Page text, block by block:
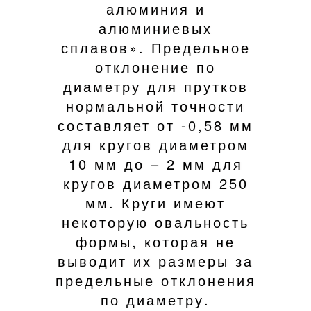
алюминия и
алюминиевых
сплавов». Предельное
отклонение по
диаметру для прутков
нормальной точности
составляет от -0,58 мм
для кругов диаметром
10 мм до – 2 мм для
кругов диаметром 250
мм. Круги имеют
некоторую овальность
формы, которая не
выводит их размеры за
предельные отклонения
по диаметру.